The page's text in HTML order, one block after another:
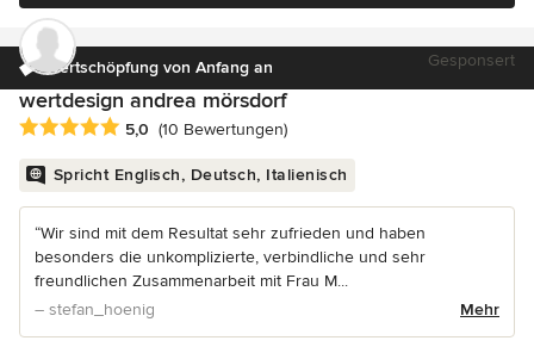
Wertschöpfung von Anfang an Gesponsert
wertdesign andrea mörsdorf
Durchschnittliche Bewertung: 5 von 5 Sternen
5,0 (10 Bewertungen)
Spricht Englisch, Deutsch, Italienisch
“Wir sind mit dem Resultat sehr zufrieden und haben
besonders die unkomplizierte, verbindliche und sehr
freundlichen Zusammenarbeit mit Frau M...
– stefan_hoenig
Mehr